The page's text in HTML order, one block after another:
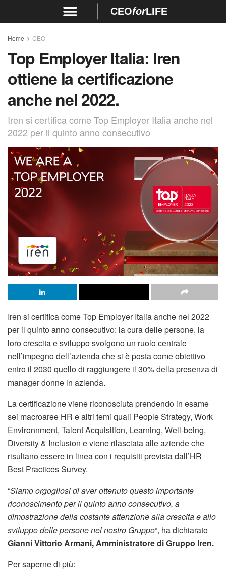
CEOforLIFE
Home CEO
Top Employer Italia: Iren
ottiene la certificazione
anche nel 2022.
Iren si certifica come Top Employer Italia anche nel
2022 per il quinto anno consecutivo
Iren si certifica come Top Employer Italia anche nel 2022
per il quinto anno consecutivo: la cura delle persone, la
loro crescita e sviluppo svolgono un ruolo centrale
nell’impegno dell’azienda che si è posta come obiettivo
entro il 2030 quello di raggiungere il 30% della presenza di
manager donne in azienda.
La certificazione viene riconosciuta prendendo in esame
sei macroaree HR e altri temi quali People Strategy, Work
Environnment, Talent Acquisition, Learning, Well-being,
Diversity & Inclusion e viene rilasciata alle aziende che
risultano essere in linea con i requisiti prevista dall’HR
Best Practices Survey.
“Siamo orgogliosi di aver ottenuto questo importante
riconoscimento per il quinto anno consecutivo, a
dimostrazione della costante attenzione alla crescita e allo
sviluppo delle persone nel nostro Gruppo“, ha dichiarato
Gianni Vittorio Armani, Amministratore di Gruppo Iren.
Per saperne di più: